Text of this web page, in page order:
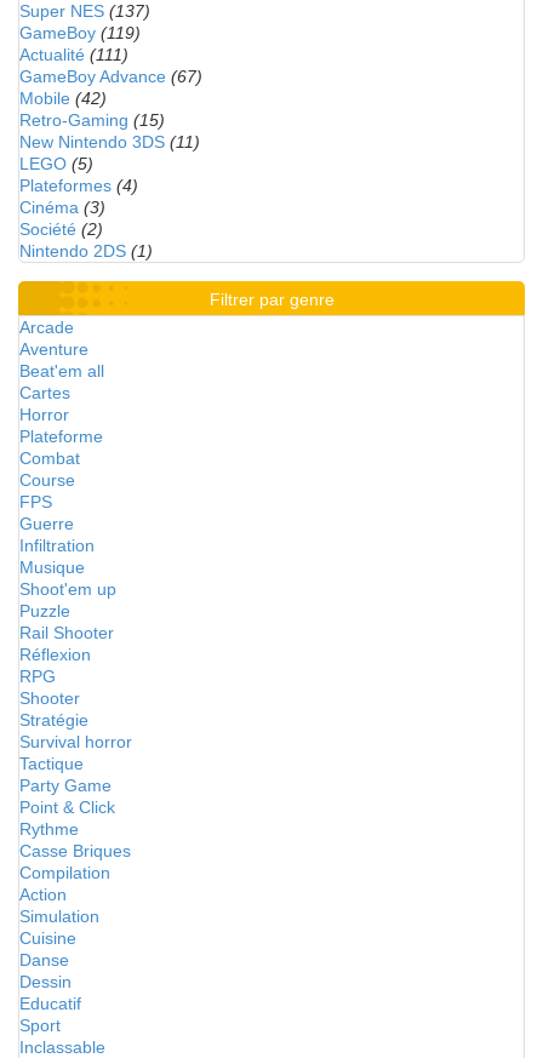
Super NES (137)
GameBoy (119)
Actualité (111)
GameBoy Advance (67)
Mobile (42)
Retro-Gaming (15)
New Nintendo 3DS (11)
LEGO (5)
Plateformes (4)
Cinéma (3)
Société (2)
Nintendo 2DS (1)
Filtrer par genre
Arcade
Aventure
Beat'em all
Cartes
Horror
Plateforme
Combat
Course
FPS
Guerre
Infiltration
Musique
Shoot'em up
Puzzle
Rail Shooter
Réflexion
RPG
Shooter
Stratégie
Survival horror
Tactique
Party Game
Point & Click
Rythme
Casse Briques
Compilation
Action
Simulation
Cuisine
Danse
Dessin
Educatif
Sport
Inclassable